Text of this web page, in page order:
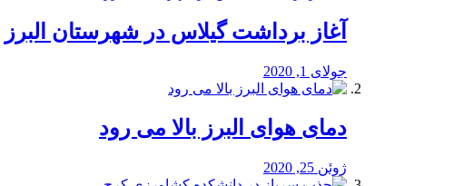
آغاز برداشت گیلاس در شهرستان البرز
جولای 1, 2020
دمای هوای البرز بالا می رود
ژوئن 25, 2020